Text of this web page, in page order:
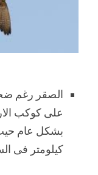
الصقر رغم
على كوكب
كيلومتر فى